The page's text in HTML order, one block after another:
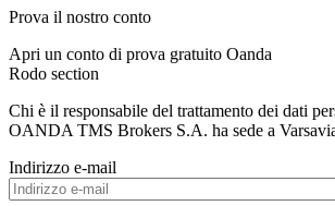
Prova il nostro conto
Apri un conto di prova gratuito Oanda
Rodo section
Chi è il responsabile del trattamento dei dati
OANDA TMS Brokers S.A. ha sede a
Indirizzo e-mail